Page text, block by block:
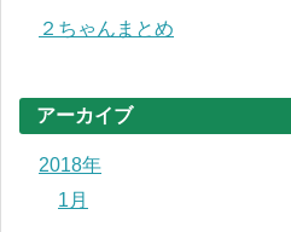
２ちゃんまとめ
アーカイブ
2018年
1月